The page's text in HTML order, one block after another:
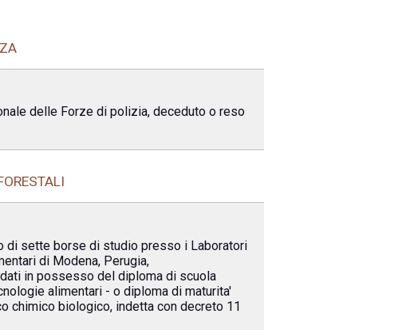
delle Forze di polizia, deceduto o reso
di sette borse di studio presso i Laboratori
di Modena, Perugia,
in possesso del diploma di scuola
alimentari - o diploma di maturita'
chimico biologico, indetta con decreto 11